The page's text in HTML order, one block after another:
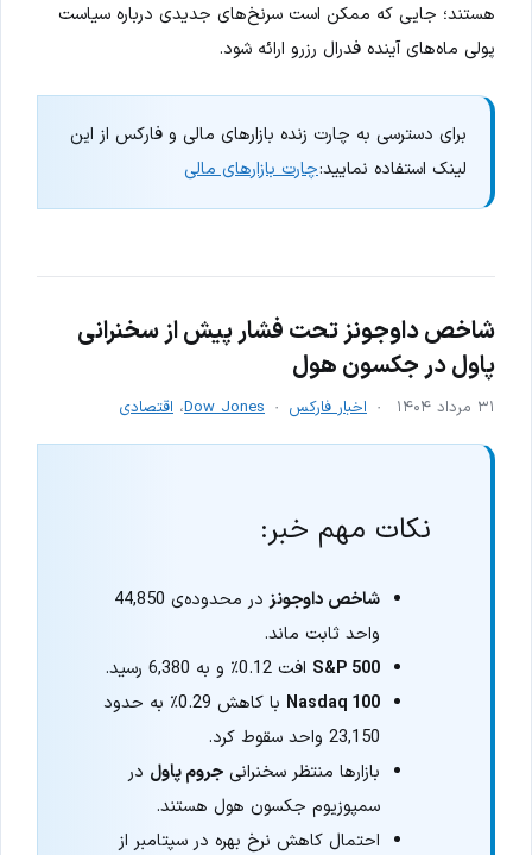
هستند؛ جایی که ممکن است سرنخ‌های جدیدی درباره سیاست
پولی ماه‌های آینده فدرال رزرو ارائه شود.
برای دسترسی به چارت زنده بازارهای مالی و فارکس از این
لینک استفاده نمایید:چارت بازارهای مالی
شاخص داوجونز تحت فشار پیش از سخنرانی
پاول در جکسون هول
۳۱ مرداد ۱۴۰۴ اخبار فارکس Dow Jones، اقتصادی
نکات مهم خبر:
شاخص داوجونز
در محدوده‌ی 44,850
واحد ثابت ماند.
S&P 500 افت 0.12٪ و به 6,380 رسید.
Nasdaq 100
با کاهش 0.29٪ به حدود
23,150 واحد سقوط کرد.
بازارها منتظر سخنرانیجروم پاول در
سمپوزیوم جکسون هول هستند.
احتمال کاهش نرخ بهره در سپتامبر از